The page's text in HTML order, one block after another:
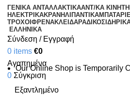
ΓΕΝΙΚΑ ΑΝΤΑΛΛΑΚΤΙΚΑΑΝΤ/ΚΑ
ΗΛΕΚΤΡΙΚΑΚΡΑΝΗΛΙΠΑΝΤΙΚΑ
ΤΡΟΧΟΙ ΦΡΕΝΑΚΛΕΙΔΑΡΑΔΙΚΟ
ΕΛΛΗΝΙΚΆ
Σύνδεση / Εγγραφή
0 items €0
Αγαπημένα
0 Σύγκριση
Our Online Shop is Temporarily
Εξαντλημένο